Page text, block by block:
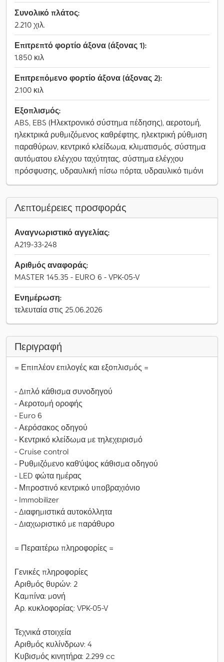
Συνολικό πλάτος:
2.210 χιλ.
Επιτρεπτό φορτίο άξονα (άξονας 1):
1.850 κιλ
Επιτρεπόμενο φορτίο άξονα (άξονας 2):
2.100 κιλ
Εξοπλισμός:
ABS, EBS (Ηλεκτρονικό σύστημα πέδησης), αεροτομή,
ηλεκτρικά ρυθμιζόμενος καθρέφτης, ηλεκτρική ρύθμιση
παραθύρων, κεντρικό κλείδωμα, κλιματισμός, σύστημα
αυτόματου ελέγχου ταχύτητας, σύστημα ελέγχου
πρόσφυσης, υδραυλική πίσω πόρτα, υδραυλικό τιμόνι
Λεπτομέρειες προσφοράς
Αναγνωριστικό αγγελίας:
A219-33-248
Αριθμός αναφοράς:
MASTER 145.35 - EURO 6 - VPK-05-V
Ενημέρωση:
τελευταία στις 25.06.2026
Περιγραφή
= Επιπλέον επιλογές και εξοπλισμός =
- Διπλό κάθισμα συνοδηγού
- Αεροτομή οροφής
- Euro 6
- Αερόσακος οδηγού
- Κεντρικό κλείδωμα με τηλεχειρισμό
- Cruise control
- Ρυθμιζόμενο καθ'ύψος κάθισμα οδηγού
- LED φώτα ημέρας
- Μπροστινό κεντρικό υποβραχιόνιο
- Immobilizer
- Διαφημιστικά αυτοκόλλητα
- Διαχωριστικό με παράθυρο
= Περαιτέρω πληροφορίες =
Γενικές πληροφορίες
Αριθμός θυρών: 2
Καμπίνα: μονή
Αρ. κυκλοφορίας: VPK-05-V
Τεχνικά στοιχεία
Αριθμός κυλίνδρων: 4
Κυβισμός κινητήρα: 2.299 cc